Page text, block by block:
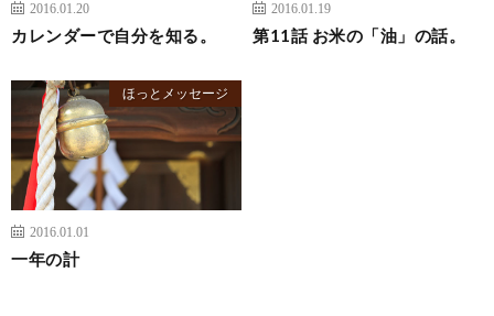
2016.01.20
カレンダーで自分を知る。
2016.01.19
第11話 お米の「油」の話。
ほっとメッセージ
2016.01.01
一年の計